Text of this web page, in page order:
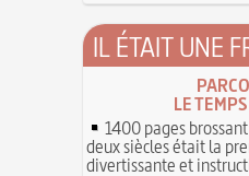
IL ÉTAIT UNE
LE
1400 pages
deux siècles était la
divertissante et